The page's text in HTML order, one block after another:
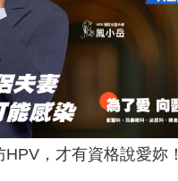
，才有資格說愛妳！